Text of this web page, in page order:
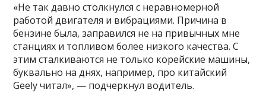
«Не так давно столкнулся с неравномерной
работой двигателя и вибрациями. Причина в
бензине была, заправился не на привычных мне
станциях и топливом более низкого качества. С
этим сталкиваются не только корейские машины,
буквально на днях, например, про китайский
Geely читал», — подчеркнул водитель.